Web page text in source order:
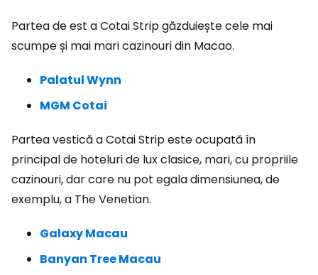
Partea de est a Cotai Strip găzduiește cele mai
scumpe și mai mari cazinouri din Macao.
Palatul Wynn
MGM Cotai
Partea vestică a Cotai Strip este ocupată în
principal de hoteluri de lux clasice, mari, cu propriile
cazinouri, dar care nu pot egala dimensiunea, de
exemplu, a The Venetian.
Galaxy Macau
Banyan Tree Macau